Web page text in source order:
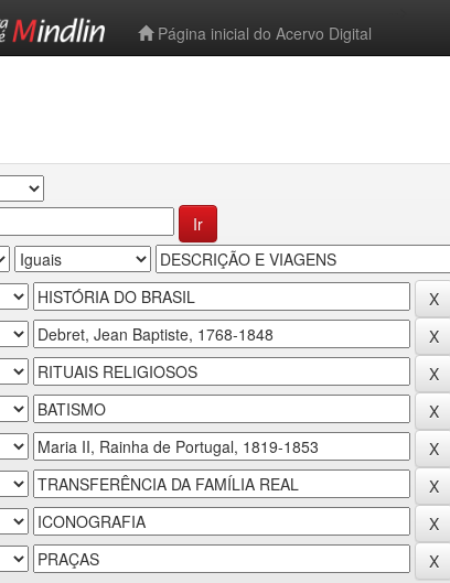
Página inicial do Acervo Digital